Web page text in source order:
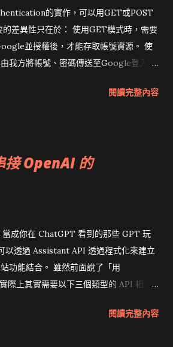
行。 如果順利執行這段SQL指令的話，
文字編輯器，輸入以下內容：
%{REQUEST_FILENAME}
!-f RewriteRule
的實作，可以用GET或POST
差異性只在於： 使用GET模式時，需要
並授權後，才能存取帳號資源。 使
我方將帳號、密碼傳送至Google登入即
用者不用擔心帳號密碼外洩給不相關第三
列參數傳送至：
accounts/AuthSubRequest。
指定網址後。 如：
app.php?token=...... scope（必
網址。 如：
feeds/posts.... session（選用參
密。如果應用程式已經註冊的話，可以
權的示例： GET
閱讀完整內容
OpenAI 的
成你在 ChatGPT 看到的那些 GPT 玩
以透過 Assistant API 透過程式化來建立
功能結合。 雖然前面說了「用
際上其實需要以下三個類型的 API 相互
用的模型等資訊。在絕大部分場合下，
閱讀完整內容